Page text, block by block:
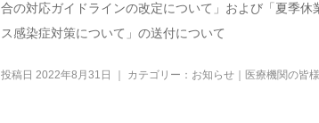
合の対応ガイドラインの改定について」および「夏季
ス感染症対策について」の送付について
投稿日 2022年8月31日 ｜ カテゴリー： お知らせ｜医療機関の皆